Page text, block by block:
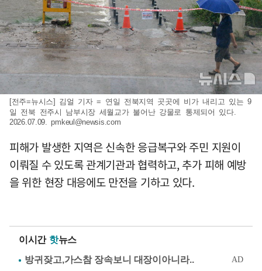
[전주=뉴시스] 김얼 기자 = 연일 전북지역 곳곳에 비가 내리고 있는 9
일 전북 전주시 남부시장 세월교가 불어난 강물로 통제되어 있다.
2026.07.09.pmkeul@newsis.com
피해가 발생한 지역은 신속한 응급복구와 주민 지원이
이뤄질 수 있도록 관계기관과 협력하고, 추가 피해 예방
을 위한 현장 대응에도 만전을 기하고 있다.
이시간 핫뉴스